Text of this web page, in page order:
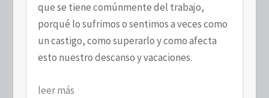
que se tiene comúnmente del trabajo,
porqué lo sufrimos o sentimos a veces como
un castigo, como superarlo y como afecta
esto nuestro descanso y vacaciones.
leer más